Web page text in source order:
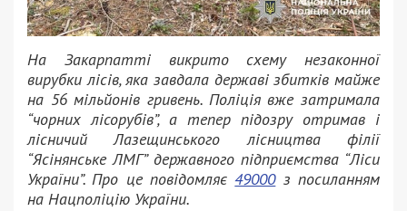
На Закарпатті викрито схему незаконної
вирубки лісів, яка завдала державі збитків майже
на 56 мільйонів гривень. Поліція вже затримала
“чорних лісорубів”, а тепер підозру отримав і
лісничий Лазещинського лісництва філії
“Ясінянське ЛМГ” державного підприємства “Ліси
України”. Про це повідомляє49000з посиланням
на Нацполіцію України.